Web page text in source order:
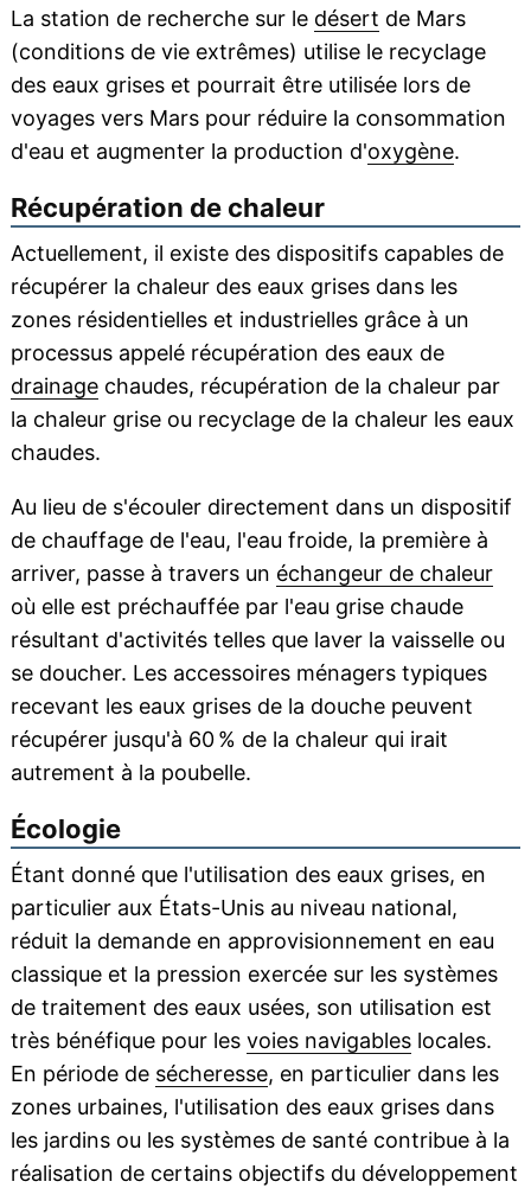
La station de recherche sur le désert de Mars
(conditions de vie extrêmes) utilise le recyclage
des eaux grises et pourrait être utilisée lors de
voyages vers Mars pour réduire la consommation
d'eau et augmenter la production d'oxygène.
Récupération de chaleur
Actuellement, il existe des dispositifs capables de
récupérer la chaleur des eaux grises dans les
zones résidentielles et industrielles grâce à un
processus appelé récupération des eaux de
drainagechaudes, récupération de la chaleur par
la chaleur grise ou recyclage de la chaleur les eaux
chaudes.
Au lieu de s'écouler directement dans un dispositif
de chauffage de l'eau, l'eau froide, la première à
arriver, passe à travers un échangeur de chaleur
où elle est préchauffée par l'eau grise chaude
résultant d'activités telles que laver la vaisselle ou
se doucher. Les accessoires ménagers typiques
recevant les eaux grises de la douche peuvent
récupérer jusqu'à 60 % de la chaleur qui irait
autrement à la poubelle.
Écologie
Étant donné que l'utilisation des eaux grises, en
particulier aux États-Unis au niveau national,
réduit la demande en approvisionnement en eau
classique et la pression exercée sur les systèmes
de traitement des eaux usées, son utilisation est
très bénéfique pour les voies navigableslocales.
En période de sécheresse, en particulier dans les
zones urbaines, l'utilisation des eaux grises dans
les jardins ou les systèmes de santé contribue à la
réalisation de certains objectifs du développement